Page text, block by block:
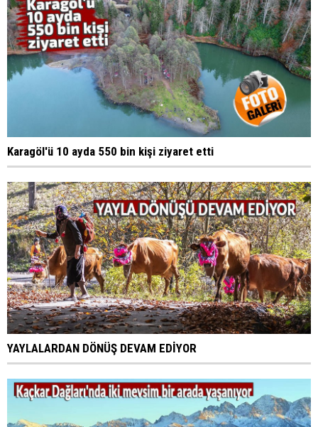
Karagöl'ü 10 ayda 550 bin kişi ziyaret etti
YAYLALARDAN DÖNÜŞ DEVAM EDİYOR